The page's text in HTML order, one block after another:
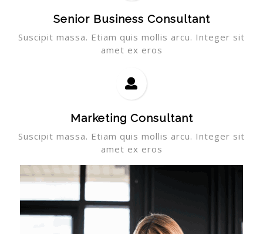
Senior Business Consultant
Suscipit massa. Etiam quis mollis arcu. Integer sit
amet ex eros
Marketing Consultant
Suscipit massa. Etiam quis mollis arcu. Integer sit
amet ex eros